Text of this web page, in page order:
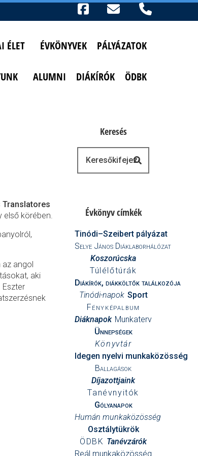
ÉLET ÉVKÖNYVEK PÁLYÁZATOK
ALUMNI DIÁKÍRÓK ÖDBK
Translatores
körében.
az angol
aki
Keresés
Évkönyv címkék
Tinódi–Szeibert pályázat
Selye János Diáklaborhálózat
Koszorúcska
Túlélőtúrák
Diákírók, diákköltők találkozója
Tinódi-napok Sport
Fényképalbum
Diáknapok Munkaterv
Ünnepségek
Könyvtár
Idegen nyelvi munkaközösség
Ballagások
Díjazottjaink
Tanévnyitók
Gólyanapok
Humán munkaközösség
Osztálytükrök
ÖDBK Tanévzárók
Reál munkaközösség